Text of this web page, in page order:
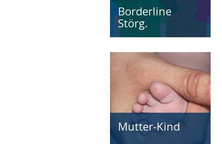
Borderline
Störg.
Mutter-Kind